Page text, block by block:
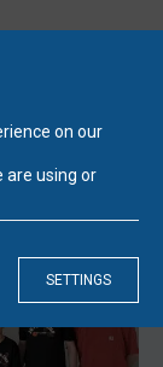
on our
are using or
SETTINGS